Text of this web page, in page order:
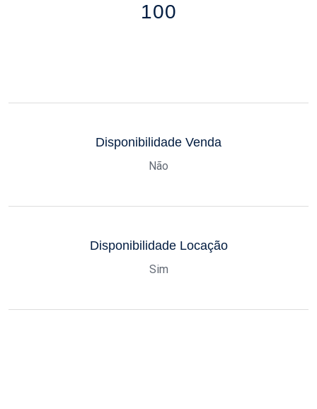
100
Disponibilidade Venda
Não
Disponibilidade Locação
Sim